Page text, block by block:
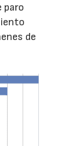
paro
de